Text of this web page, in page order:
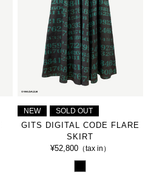
NEW SOLD OUT
GITS DIGITAL CODE FLARE
SKIRT
¥52,800（tax in）